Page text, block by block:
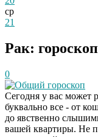
ср
21
Рак:
0
Общий гороскоп
Сегодня у вас может
буквально все - от
до явственно
вашей квартиры. Не